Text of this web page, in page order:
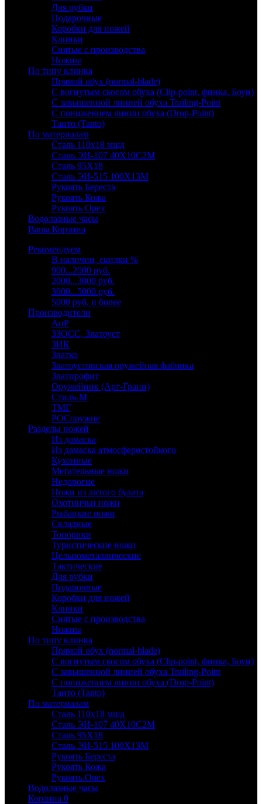
Для рубки
Подарочные
Коробки для ножей
Клинки
Снятые с производства
Ножны
По типу клинка
Прямой обух (normal-blade)
С вогнутым скосом обуха (Clip-point, финка, Боуи)
С завышенной линией обуха Trailing-Point
С понижением линии обуха (Drop-Point)
Танто (Tanto)
По материалам
Сталь 110х18 мшд
Сталь ЭИ-107 40Х10С2М
Сталь 95Х18
Сталь ЭИ-515 100Х13М
Рукоять Береста
Рукоять Кожа
Рукоять Орех
Водолазные часы
Ваша Корзина
Рекомендуем
В наличии, скидки %
900...2000 руб.
2000...3000 руб.
3000...5000 руб.
5000 руб. и более
Производители
АиР
ЗЗОСС, Златоуст
ЗИК
Златко
Златоустовская оружейная фабрика
Златпрофит
Оружейник (Арт-Грани)
Стиль-М
ТМГ
РОСоружие
Разделы ножей
Из дамаска
Из дамаска атмосферостойкого
Кухонные
Метательные ножи
Недорогие
Ножи из литого булата
Охотничьи ножи
Рыбацкие ножи
Складные
Топорики
Туристические ножи
Цельнометаллические
Тактические
Для рубки
Подарочные
Коробки для ножей
Клинки
Снятые с производства
Ножны
По типу клинка
Прямой обух (normal-blade)
С вогнутым скосом обуха (Clip-point, финка, Боуи)
С завышенной линией обуха Trailing-Point
С понижением линии обуха (Drop-Point)
Танто (Tanto)
По материалам
Сталь 110х18 мшд
Сталь ЭИ-107 40Х10С2М
Сталь 95Х18
Сталь ЭИ-515 100Х13М
Рукоять Береста
Рукоять Кожа
Рукоять Орех
Водолазные часы
Корзина 0